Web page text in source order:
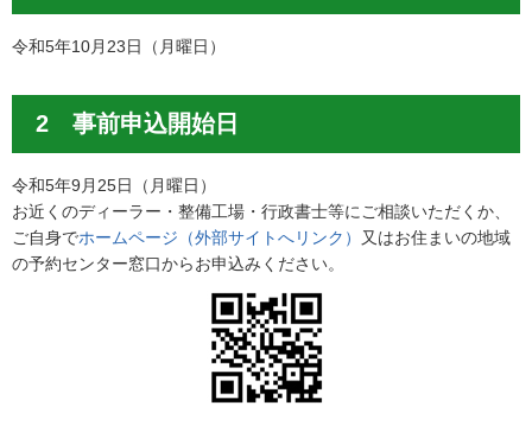
令和5年10月23日（月曜日）
2 事前申込開始日
令和5年9月25日（月曜日）
お近くのディーラー・整備工場・行政書士等にご相談いただくか、
ご自身でホームページ（外部サイトへリンク）
又はお住まいの地域
の予約センター窓口からお申込みください。